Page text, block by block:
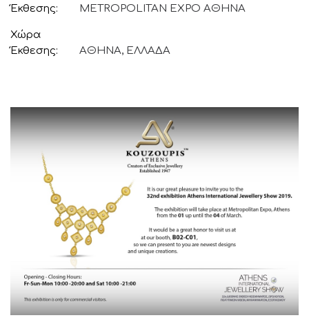
Έκθεσης
METROPOLITAN EXPO ΑΘΗΝΑ
Χώρα
Έκθεσης
ΑΘΗΝΑ, ΕΛΛΑΔΑ